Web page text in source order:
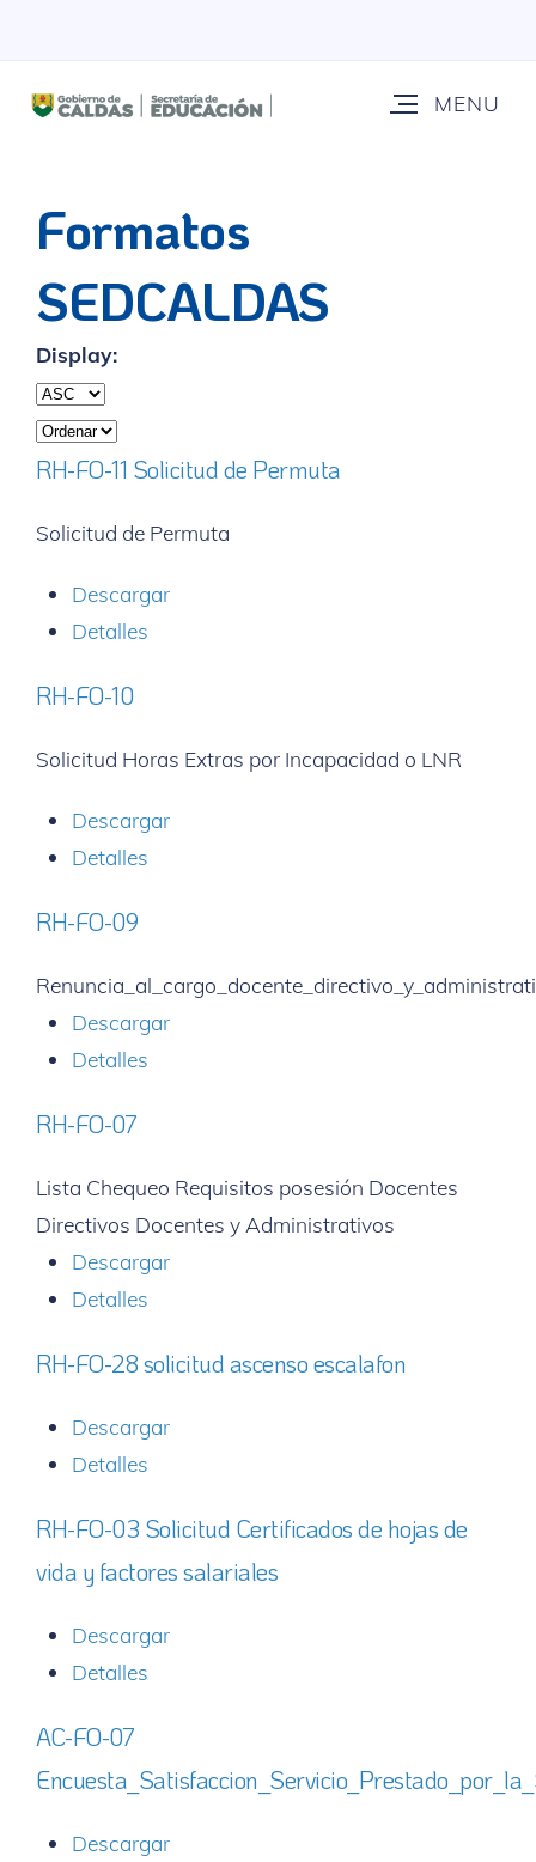
Formatos
SEDCALDAS
Display:
RH-FO-11 Solicitud de Permuta
Solicitud de Permuta
Descargar
Detalles
RH-FO-10
Solicitud Horas Extras por Incapacidad o LNR
Descargar
Detalles
RH-FO-09
Descargar
Detalles
RH-FO-07
Lista Chequeo Requisitos posesión Docentes
Directivos Docentes y Administrativos
Descargar
Detalles
RH-FO-28 solicitud ascenso escalafon
Descargar
Detalles
RH-FO-03 Solicitud Certificados de hojas de
vida y factores salariales
Descargar
Detalles
AC-FO-07
Descargar